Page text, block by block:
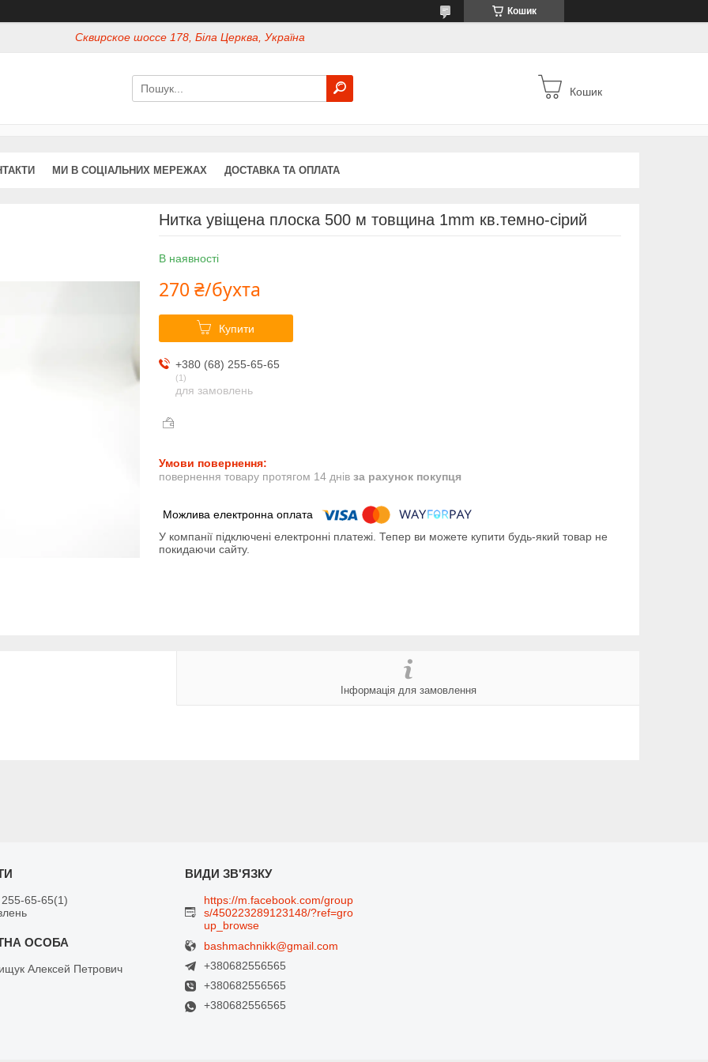
Кошик
Сквирское шоссе 178, Біла Церква, Україна
Кошик
МИ В СОЦІАЛЬНИХ МЕРЕЖАХ ДОСТАВКА ТА ОПЛАТА
Нитка увіщена плоска 500 м товщина 1mm кв.темно-сірий
В наявності
270 ₴/бухта
Купити
+380 (68) 255-65-65
1
для замовлень
повернення товару протягом 14 днів за рахунок покупця
У компанії підключені електронні платежі. Тепер ви можете купити будь-який товар не
покидаючи сайту.
Інформація для замовлення
65-65 1
Алексей Петрович
https://m.facebook.com/group
s/450223289123148/?ref=gro
up_browse
bashmachnikk@gmail.com
+380682556565
+380682556565
+380682556565